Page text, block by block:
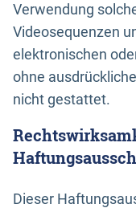
Verwendung
Videosequenzen
elektronischen
ohne
nicht gestattet.
Dieser